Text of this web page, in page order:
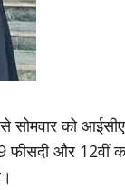
सोमवार को
फीसदी और 12वीं